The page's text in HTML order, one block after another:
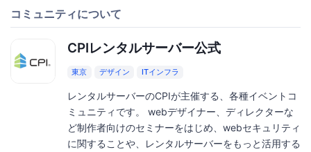
コミュニティについて
CPIレンタルサーバー公式
東京 デザイン ITインフラ
レンタルサーバーのCPIが主催する、各種イベントコ
ミュニティです。 webデザイナー、ディレクターな
ど制作者向けのセミナーをはじめ、webセキュリティ
に関することや、レンタルサーバーをもっと活用する